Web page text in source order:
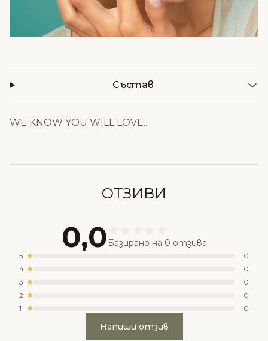
Състав
WE KNOW YOU WILL LOVE...
ОТЗИВИ
0,0 Базирано на 0 отзива
5
0
4
0
3
0
2
0
1
0
Напиши отзив